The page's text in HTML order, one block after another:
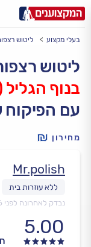
עירעיר: תל אביב,
בעלי מקצוע ליטוש
ליטוש
בנוף
עם הפיקוח
מחירון
Mr.polish
נבדק לאחרונה לפני 6 ימים
5.00